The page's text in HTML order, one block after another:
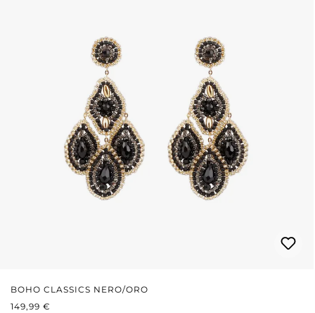
BOHO CLASSICS NERO/ORO
PREZZO NORMALE:
149,99 €